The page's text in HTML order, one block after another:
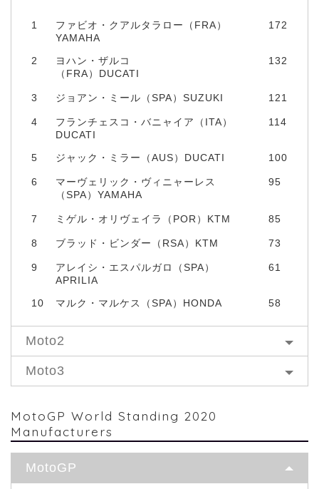
1
ファビオ・クアルタラロー（FRA）
YAMAHA
172
2
ヨハン・ザルコ
（FRA）DUCATI
132
3 ジョアン・ミール（SPA）SUZUKI 121
4
フランチェスコ・バニャイア（ITA）
DUCATI
114
5 ジャック・ミラー（AUS）DUCATI 100
6
マーヴェリック・ヴィニャーレス
（SPA）YAMAHA
95
7 ミゲル・オリヴェイラ（POR）KTM 85
8 ブラッド・ビンダー（RSA）KTM 73
9
アレイシ・エスパルガロ（SPA）
APRILIA
61
10 マルク・マルケス（SPA）HONDA 58
Moto2
Moto3
MotoGP World Standing 2020
Manufacturers
MotoGP